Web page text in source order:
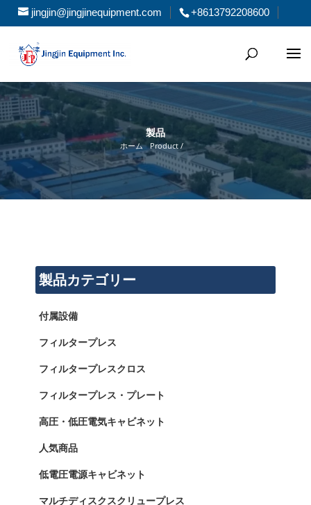
jingjin@jingjinequipment.com +8613792208600
製品
ホーム Product /
製品カテゴリー
付属設備
フィルタープレス
フィルタープレスクロス
フィルタープレス・プレート
高圧・低圧電気キャビネット
人気商品
低電圧電源キャビネット
マルチディスクスクリュープレス